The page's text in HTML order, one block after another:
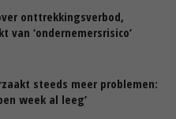
onttrekkingsverbod,
van ‘ondernemersrisico’
steeds meer problemen:
week al leeg’